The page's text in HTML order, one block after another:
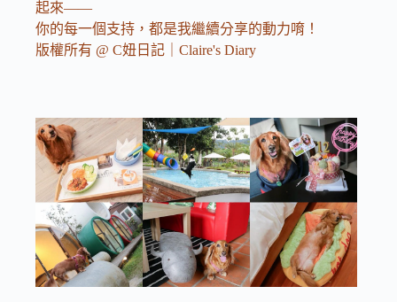
起來——
你的每一個支持，都是我繼續分享的動力唷！
版權所有 @ C妞日記｜Claire's Diary